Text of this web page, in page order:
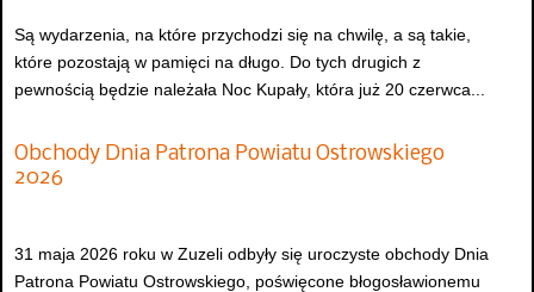
Są wydarzenia, na które przychodzi się na chwilę, a są takie,
które pozostają w pamięci na długo. Do tych drugich z
pewnością będzie należała Noc Kupały, która już 20 czerwca...
Obchody Dnia Patrona Powiatu Ostrowskiego
2026
31 maja 2026 roku w Zuzeli odbyły się uroczyste obchody Dnia
Patrona Powiatu Ostrowskiego, poświęcone błogosławionemu